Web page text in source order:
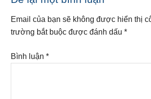
Interactions
Email của bạn sẽ không được hiển thị
trường bắt buộc được đánh dấu*
Bình luận*